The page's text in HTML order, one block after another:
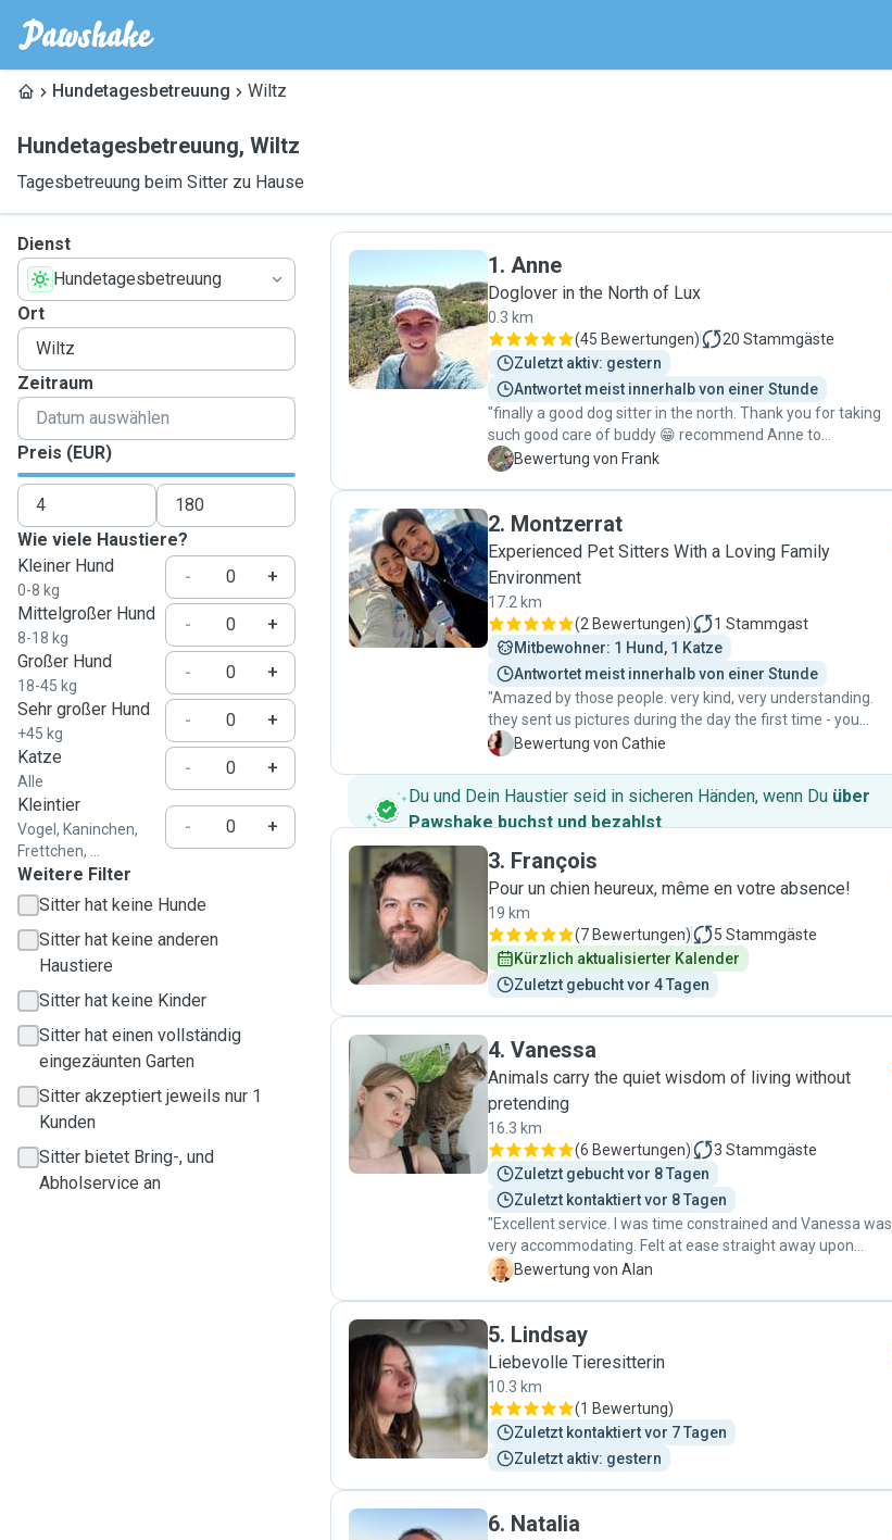
Hundetagesbetreuung Wiltz
Hundetagesbetreuung, Wiltz
Tagesbetreuung beim Sitter zu Hause
Dienst
Hundetagesbetreuung
Ort
Zeitraum
Preis (EUR)
Wie viele Haustiere?
Kleiner Hund
0-8 kg
-
+
Mittelgroßer Hund
8-18 kg
-
+
Großer Hund
18-45 kg
-
+
Sehr großer Hund
+45 kg
-
+
Katze
Alle
-
+
Kleintier
Vogel, Kaninchen,
Frettchen, ...
- +
Weitere Filter
Sitter hat keine Hunde
Sitter hat keine anderen
Haustiere
Sitter hat keine Kinder
Sitter hat einen vollständig
eingezäunten Garten
Sitter akzeptiert jeweils nur 1
Kunden
Sitter bietet Bring-, und
Abholservice an
A
1. Anne
Doglover in the North of Lux
0.3 km
(45 Bewertungen) 20 Stammgäste
Zuletzt aktiv: gestern
Antwortet meist innerhalb von einer Stunde
"finally a good dog sitter in the north. Thank you for taking
such good care of buddy 😁 recommend Anne to
everybody. they even have a fenced big garden around the
F Bewertung von Frank
M
2. Montzerrat
Experienced Pet Sitters With a Loving Family
Environment
17.2 km
(2 Bewertungen) 1 Stammgast
Mitbewohner: 1 Hund, 1 Katze
Antwortet meist innerhalb von einer Stunde
"Amazed by those people. very kind, very understanding.
they sent us pictures during the day the first time - you
could see that my dog was happy. "
C Bewertung von Cathie
Du und Dein Haustier seid in sicheren Händen, wenn Du über
Pawshake buchst und bezahlst.
F
3. François
Pour un chien heureux, même en votre absence!
19 km
(7 Bewertungen) 5 Stammgäste
Kürzlich aktualisierter Kalender
Zuletzt gebucht vor 4 Tagen
V
4. Vanessa
Animals carry the quiet wisdom of living without
pretending
16.3 km
(6 Bewertungen) 3 Stammgäste
Zuletzt gebucht vor 8 Tagen
Zuletzt kontaktiert vor 8 Tagen
"Excellent service. I was time constrained and Vanessa was
very accommodating. Felt at ease straight away upon
meeting her and contact was without any issues. I would
A Bewertung von Alan
L
5. Lindsay
Liebevolle Tieresitterin
10.3 km
(1 Bewertung)
Zuletzt kontaktiert vor 7 Tagen
Zuletzt aktiv: gestern
6. Natalia